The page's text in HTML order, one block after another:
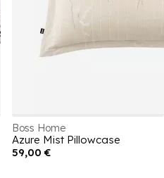
Boss Home
Azure Mist Pillowcase
59,00 €